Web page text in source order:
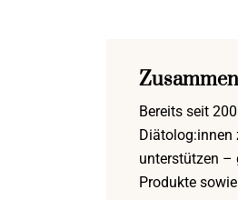
Bereits seit
Diätolog:innen
unterstützen –
Produkte